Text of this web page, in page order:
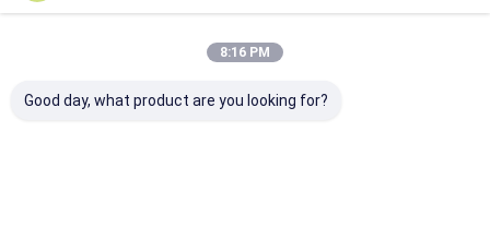
Recommended Products
8:16 PM
Good day, what product are you looking for?